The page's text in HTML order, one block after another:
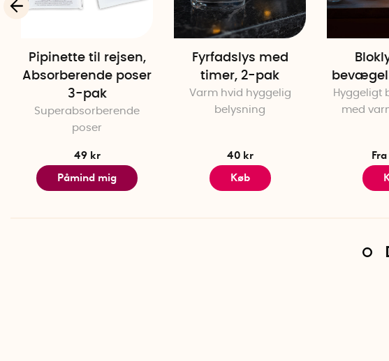
Pipinette til rejsen,
Absorberende poser
3-pak
Superabsorberende
poser
49 kr
Påmind mig
Fyrfadslys med
timer, 2-pak
Varm hvid hyggelig
belysning
40 kr
Køb
Hyggeligt
med